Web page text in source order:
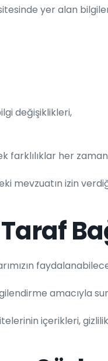
yer alan
değişiklikleri,
farklılıklar her
mevzuatın izin
amacıyla
içerikleri,